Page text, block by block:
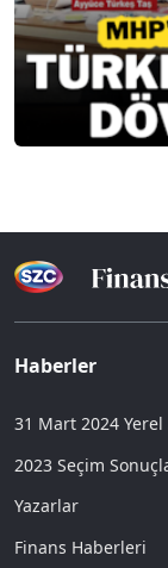
Haberler
31 Mart 2024 Yerel
2023 Seçim
Yazarlar
Finans Haberleri